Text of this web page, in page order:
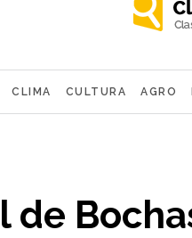
CLIMA CULTURA AGRO
de